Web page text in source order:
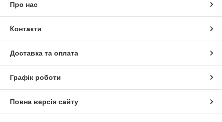
Про нас
Контакти
Доставка та оплата
Графік роботи
Повна версія сайту